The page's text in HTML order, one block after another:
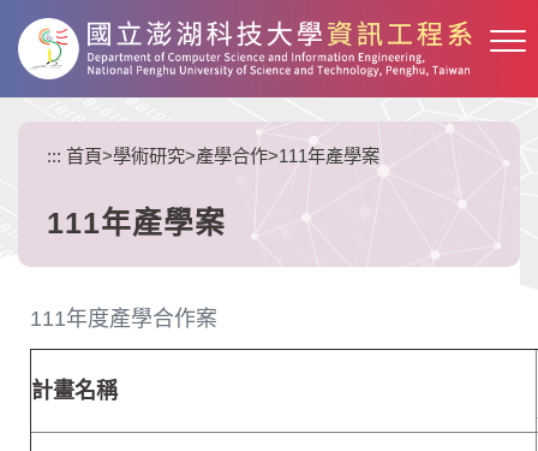
要
::: 首頁>學術研究>產學合作>111年產學案
111年產學案
111年度產學合作案
計畫名稱